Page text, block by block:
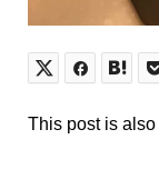
This post is